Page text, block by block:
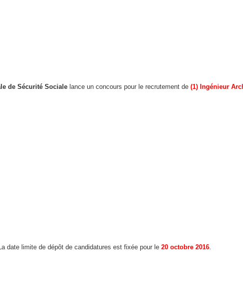
de Sécurité Sociale lance un concours pour le recrutement de (1) Ingénieur
date limite de dépôt de candidatures est fixée pour le 20 octobre 2016.